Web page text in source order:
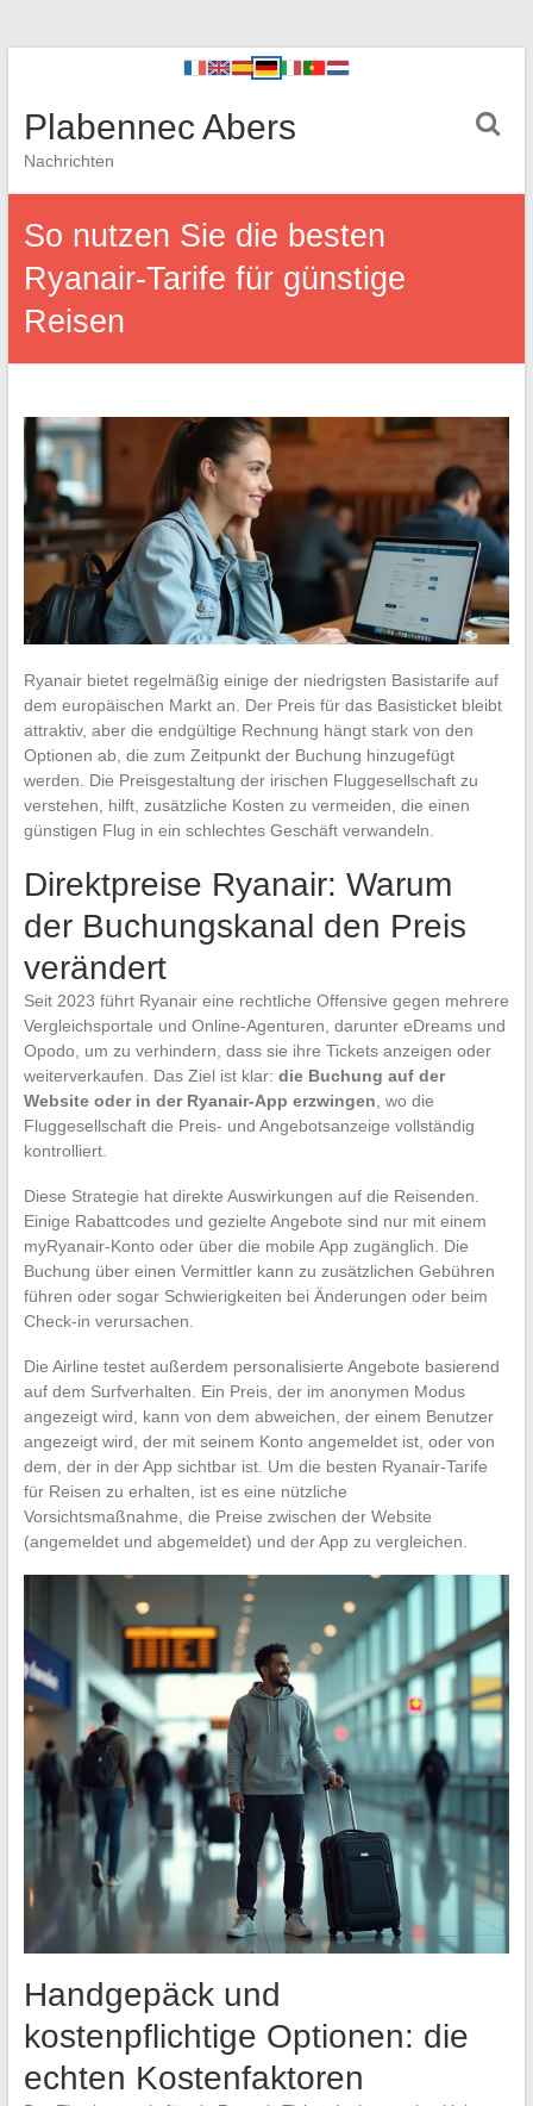
Plabennec Abers
Nachrichten
So nutzen Sie die besten
Ryanair-Tarife für günstige
Reisen
Ryanair bietet regelmäßig einige der niedrigsten Basistarife auf
dem europäischen Markt an. Der Preis für das Basisticket bleibt
attraktiv, aber die endgültige Rechnung hängt stark von den
Optionen ab, die zum Zeitpunkt der Buchung hinzugefügt
werden. Die Preisgestaltung der irischen Fluggesellschaft zu
verstehen, hilft, zusätzliche Kosten zu vermeiden, die einen
günstigen Flug in ein schlechtes Geschäft verwandeln.
Direktpreise Ryanair: Warum
der Buchungskanal den Preis
verändert
Seit 2023 führt Ryanair eine rechtliche Offensive gegen mehrere
Vergleichsportale und Online-Agenturen, darunter eDreams und
Opodo, um zu verhindern, dass sie ihre Tickets anzeigen oder
weiterverkaufen. Das Ziel ist klar: die Buchung auf der
Website oder in der Ryanair-App erzwingen , wo die
Fluggesellschaft die Preis- und Angebotsanzeige vollständig
kontrolliert.
Diese Strategie hat direkte Auswirkungen auf die Reisenden.
Einige Rabattcodes und gezielte Angebote sind nur mit einem
myRyanair-Konto oder über die mobile App zugänglich. Die
Buchung über einen Vermittler kann zu zusätzlichen Gebühren
führen oder sogar Schwierigkeiten bei Änderungen oder beim
Check-in verursachen.
Die Airline testet außerdem personalisierte Angebote basierend
auf dem Surfverhalten. Ein Preis, der im anonymen Modus
angezeigt wird, kann von dem abweichen, der einem Benutzer
angezeigt wird, der mit seinem Konto angemeldet ist, oder von
dem, der in der App sichtbar ist. Um die besten Ryanair-Tarife
für Reisen zu erhalten, ist es eine nützliche
Vorsichtsmaßnahme, die Preise zwischen der Website
(angemeldet und abgemeldet) und der App zu vergleichen.
Handgepäck und
kostenpflichtige Optionen: die
echten Kostenfaktoren